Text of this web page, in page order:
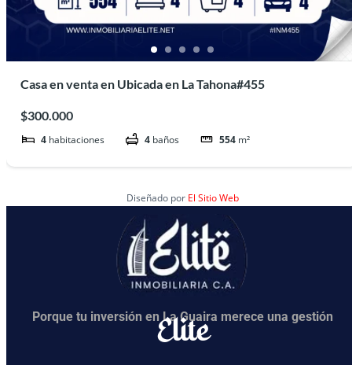
Casa en venta en Ubicada en La Tahona#455
$300.000
4 habitaciones 4 baños 554 m²
Diseñado por El Sitio Web
Porque tu inversión en La Guaira merece una gestión
Elite